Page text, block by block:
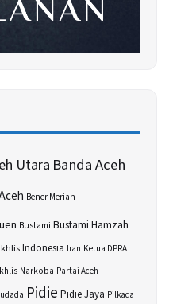
Utara Banda Aceh
Bener Meriah
Bustami Bustami Hamzah
Indonesia Iran Ketua DPRA
Narkoba Partai Aceh
Pidie Pidie Jaya Pilkada